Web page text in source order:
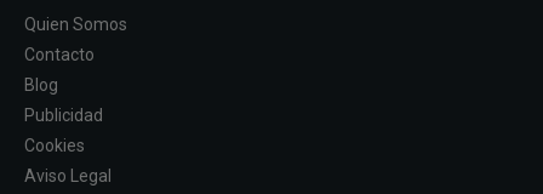
Quien Somos
Contacto
Blog
Publicidad
Cookies
Aviso Legal